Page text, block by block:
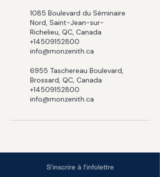
1085 Boulevard du Séminaire
Nord, Saint-Jean-sur-
Richelieu, QC, Canada
+14509152800
info@monzenith.ca
6955 Taschereau Boulevard,
Brossard, QC, Canada
+14509152800
info@monzenith.ca
S'inscrire à l'infolettre